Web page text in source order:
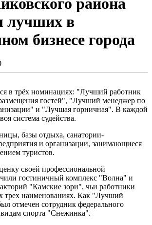
лучших в
бизнесе города
в трёх номинациях: "Лучший работник
гостей", "Лучший менеджер по
и "Лучшая горничная". В каждой
система судейства.
базы отдыха, санатории-
и организации, занимающиеся
туристов.
своей профессиональной
гостиничный комплекс "Волна" и
"Камские зори", чьи работники
трех наименованиях. Как "Лучший
отмечен сотрудник федерального
спорта "Снежинка".